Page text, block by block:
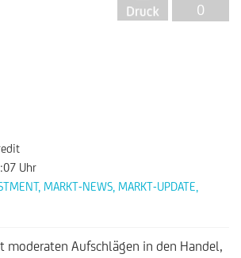
0
Uhr
, MARKT-NEWS MARKT-UPDATE
moderaten Aufschlägen in den Handel,